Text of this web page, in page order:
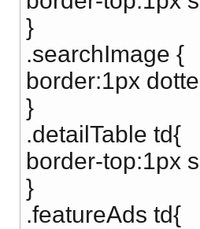
}
.searchImage {
border:1px
}
.detailTable td{
border-top:1px
}
.featureAds td{